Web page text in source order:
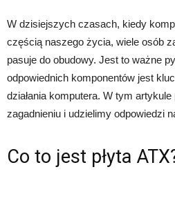
W dzisiejszych czasach, kiedy
częścią naszego życia, wiele osób
pasuje do obudowy. Jest to ważne
odpowiednich komponentów jest
działania komputera. W tym
zagadnieniu i udzielimy odpowiedzi
Co to jest płyta